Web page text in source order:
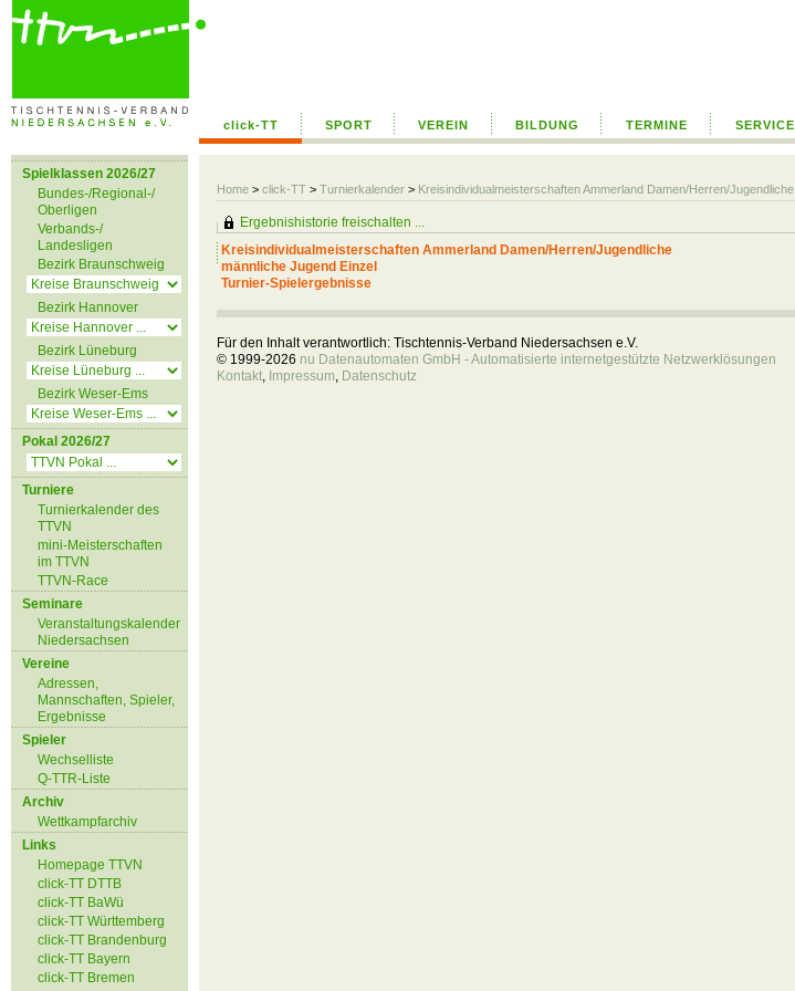
click-TT SPORT VEREIN BILDUNG TERMINE SERVICE
Home > click-TT > Turnierkalender > Kreisindividualmeisterschaften Ammerland Damen/Herren/Jugendliche
Spielklassen 2026/27
Bundes-/Regional-/
Oberligen
Verbands-/
Landesligen
Bezirk Braunschweig
Bezirk Hannover
Bezirk Lüneburg
Bezirk Weser-Ems
Pokal 2026/27
Turniere
Turnierkalender des
TTVN
mini-Meisterschaften
im TTVN
TTVN-Race
Seminare
Veranstaltungskalender
Niedersachsen
Vereine
Adressen,
Mannschaften, Spieler,
Ergebnisse
Spieler
Wechselliste
Q-TTR-Liste
Archiv
Wettkampfarchiv
Links
Homepage TTVN
click-TT DTTB
click-TT BaWü
click-TT Württemberg
click-TT Brandenburg
click-TT Bayern
click-TT Bremen
Ergebnishistorie freischalten ...
Kreisindividualmeisterschaften Ammerland Damen/Herren/Jugendliche
männliche Jugend Einzel
Turnier-Spielergebnisse
Für den Inhalt verantwortlich: Tischtennis-Verband Niedersachsen e.V.
© 1999-2026 nu Datenautomaten GmbH - Automatisierte internetgestützte Netzwerklösungen
Kontakt, Impressum, Datenschutz